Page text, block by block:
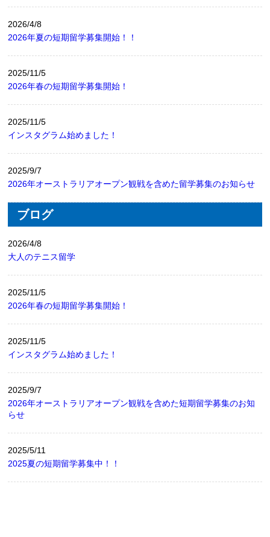
2026/4/8
2026年夏の短期留学募集開始！！
2025/11/5
2026年春の短期留学募集開始！
2025/11/5
インスタグラム始めました！
2025/9/7
2026年オーストラリアオープン観戦を含めた留学募集のお知らせ
ブログ
2026/4/8
大人のテニス留学
2025/11/5
2026年春の短期留学募集開始！
2025/11/5
インスタグラム始めました！
2025/9/7
2026年オーストラリアオープン観戦を含めた短期留学募集のお知
らせ
2025/5/11
2025夏の短期留学募集中！！